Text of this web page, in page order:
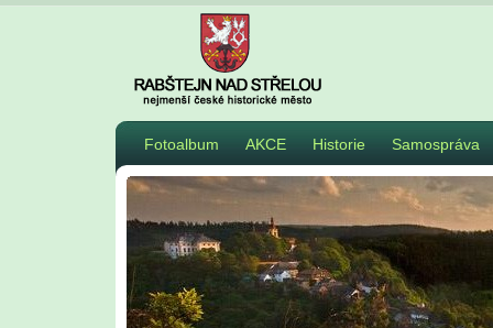
Fotoalbum AKCE Historie Samospráva